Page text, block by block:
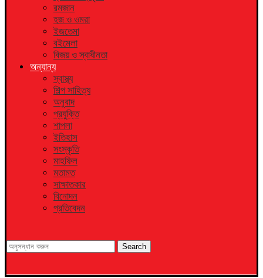
রমজান
হজ ও ওমরা
ইজতেমা
বইমেলা
বিজয় ও স্বাধীনতা
অন্যান্য
স্বাস্থ্য
শিল্প সাহিত্য
অনুবাদ
প্রযুক্তি
শাপলা
ইতিহাস
সংস্কৃতি
মাহফিল
মতামত
সাক্ষাতকার
বিনোদন
প্রতিবেদন
Search